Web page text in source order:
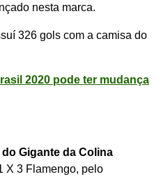
nesta marca.
326 gols com a camisa do
2020 pode ter mudança
Gigante da Colina
X 3 Flamengo, pelo